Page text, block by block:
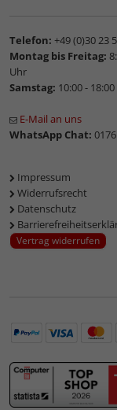
Telefon: +49 (0)30 23
Montag bis Freitag:
Uhr
Samstag: 10:00 -
E-Mail an uns
WhatsApp Chat:
Impressum
Widerrufsrecht
Datenschutz
Vertrag widerrufen